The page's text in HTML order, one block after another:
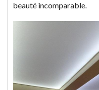
beauté incomparable.